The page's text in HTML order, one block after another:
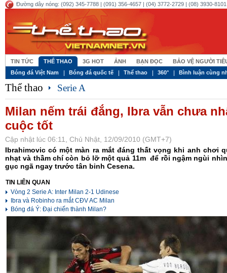
Đường dây nóng: (092) 345-7788 | (091) 356-4657 | (04) 3772-2729 | (08) 3930-
TIN TỨC THỂ THAO 3G HOT ẢNH BẠN ĐỌC
BẢO VỆ NGƯỜI
Bóng đá Việt Nam
Bóng đá quốc tế Thể thao 360° Bình luận cùng
Thể thao Serie A
Milan nếm trái đắng, Ibra vẫn chưa
cuộc tốt
Cập nhật lúc 06:11, Chủ Nhật, 12/09/2010 (GMT+7)
Ibrahimovic có một màn ra mắt đáng thất vọng khi anh chơi
nhạt và thầm chí còn bỏ lỡ một quả 11m để rồi ngậm ngùi
gục ngã ngay trước tân binh Cesena.
TIN LIÊN QUAN
Vòng 2 Serie A: Inter Milan 2-1 Udinese
Ibra và Robinho ra mắt CĐV AC Milan
Bóng đá Ý: Đại chiến thành Milan?